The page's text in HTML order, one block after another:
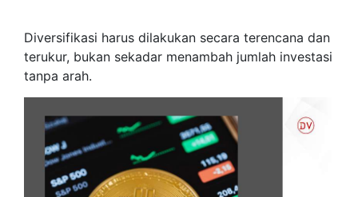
Diversifikasi harus dilakukan secara terencana dan
terukur, bukan sekadar menambah jumlah investasi
tanpa arah.